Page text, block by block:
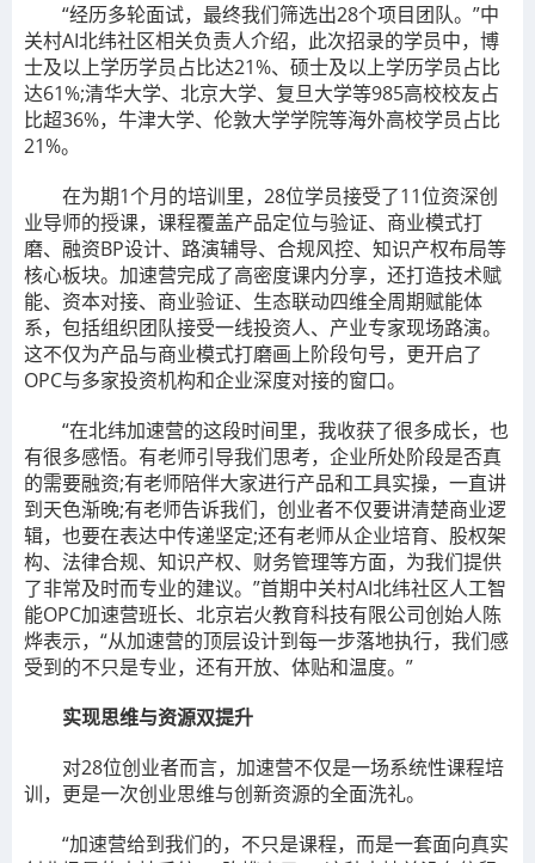
“经历多轮面试，最终我们筛选出28个项目团队。”中
关村AI北纬社区相关负责人介绍，此次招录的学员中，博
士及以上学历学员占比达21%、硕士及以上学历学员占比
达61%;清华大学、北京大学、复旦大学等985高校校友占
比超36%，牛津大学、伦敦大学学院等海外高校学员占比
21%。
在为期1个月的培训里，28位学员接受了11位资深创
业导师的授课，课程覆盖产品定位与验证、商业模式打
磨、融资BP设计、路演辅导、合规风控、知识产权布局等
核心板块。加速营完成了高密度课内分享，还打造技术赋
能、资本对接、商业验证、生态联动四维全周期赋能体
系，包括组织团队接受一线投资人、产业专家现场路演。
这不仅为产品与商业模式打磨画上阶段句号，更开启了
OPC与多家投资机构和企业深度对接的窗口。
“在北纬加速营的这段时间里，我收获了很多成长，也
有很多感悟。有老师引导我们思考，企业所处阶段是否真
的需要融资;有老师陪伴大家进行产品和工具实操，一直讲
到天色渐晚;有老师告诉我们，创业者不仅要讲清楚商业逻
辑，也要在表达中传递坚定;还有老师从企业培育、股权架
构、法律合规、知识产权、财务管理等方面，为我们提供
了非常及时而专业的建议。”首期中关村AI北纬社区人工智
能OPC加速营班长、北京岩火教育科技有限公司创始人陈
烨表示，“从加速营的顶层设计到每一步落地执行，我们感
受到的不只是专业，还有开放、体贴和温度。”
实现思维与资源双提升
对28位创业者而言，加速营不仅是一场系统性课程培
训，更是一次创业思维与创新资源的全面洗礼。
“加速营给到我们的，不只是课程，而是一套面向真实